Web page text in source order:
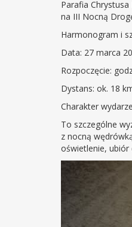
Parafia
na III Nocną
Harmonogram i
Data: 27 marca
Rozpoczęcie:
Dystans: ok. 18
Charakter
To szczególne
z nocną
oświetlenie,